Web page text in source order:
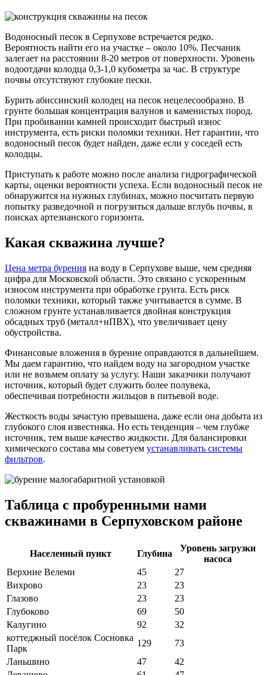
Водоносный песок в Серпухове встречается редко.
Вероятность найти его на участке – около 10%. Песчаник
залегает на расстоянии 8-20 метров от поверхности. Уровень
водоотдачи колодца 0,3-1,0 кубометра за час. В структуре
почвы отсутствуют глубокие пески.
Бурить абиссинский колодец на песок нецелесообразно. В
грунте большая концентрация валунов и каменистых пород.
При пробивании камней происходит быстрый износ
инструмента, есть риски поломки техники. Нет гарантии, что
водоносный песок будет найден, даже если у соседей есть
колодцы.
Приступать к работе можно после анализа гидрографической
карты, оценки вероятности успеха. Если водоносный песок не
обнаружится на нужных глубинах, можно посчитать первую
попытку разведочной и погрузиться дальше вглубь почвы, в
поисках артезианского горизонта.
Какая скважина лучше?
Цена метра бурения на воду в Серпухове выше, чем средняя
цифра для Московской области. Это связано с ускоренным
износом инструмента при обработке грунта. Есть риск
поломки техники, который также учитывается в сумме. В
сложном грунте устанавливается двойная конструкция
обсадных труб (металл+нПВХ), что увеличивает цену
обустройства.
Финансовые вложения в бурение оправдаются в дальнейшем.
Мы даем гарантию, что найдем воду на загородном участке
или не возьмем оплату за услугу. Наши заказчики получают
источник, который будет служить более полувека,
обеспечивая потребности жильцов в питьевой воде.
Жесткость воды зачастую превышена, даже если она добыта из
глубокого слоя известняка. Но есть тенденция – чем глубже
источник, тем выше качество жидкости. Для балансировки
химического состава мы советуем устанавливать системы
фильтров.
Таблица с пробуренными нами
скважинами в Серпуховском районе
Населенный пункт Глубина
Уровень загрузки
насоса
Верхние Велеми
45
27
Вихрово
23
23
Глазово
23
23
Глубоково
69
50
Калугино
92
32
коттеджный посёлок Сосновка
Парк
129
73
Ланьшино
47
42